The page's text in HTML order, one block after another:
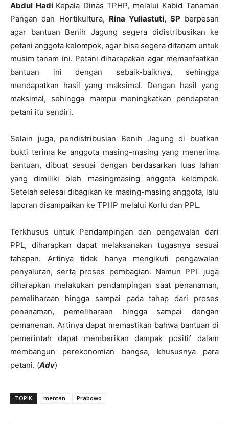
Abdul Hadi Kepala Dinas TPHP, melalui Kabid Tanaman
Pangan dan Hortikultura, Rina Yuliastuti, SP berpesan
agar bantuan Benih Jagung segera didistribusikan ke
petani anggota kelompok, agar bisa segera ditanam untuk
musim tanam ini. Petani diharapakan agar memanfaatkan
bantuan ini dengan sebaik-baiknya, sehingga
mendapatkan hasil yang maksimal. Dengan hasil yang
maksimal, sehingga mampu meningkatkan pendapatan
petani itu sendiri.
Selain juga, pendistribusian Benih Jagung di buatkan
bukti terima ke anggota masing-masing yang menerima
bantuan, dibuat sesuai dengan berdasarkan luas lahan
yang dimiliki oleh masingmasing anggota kelompok.
Setelah selesai dibagikan ke masing-masing anggota, lalu
laporan disampaikan ke TPHP melalui Korlu dan PPL.
Terkhusus untuk Pendampingan dan pengawalan dari
PPL, diharapkan dapat melaksanakan tugasnya sesuai
tahapan. Artinya tidak hanya mengikuti pengawalan
penyaluran, serta proses pembagian. Namun PPL juga
diharapkan melakukan pendampingan saat penanaman,
pemeliharaan hingga sampai pada tahap dari proses
penanaman, pemeliharaan hingga sampai dengan
pemanenan. Artinya dapat memastikan bahwa bantuan di
pemerintah dapat memberikan dampak positif dalam
membangun perekonomian bangsa, khususnya para
petani. (Adv)
TOPIK mentan Prabowo